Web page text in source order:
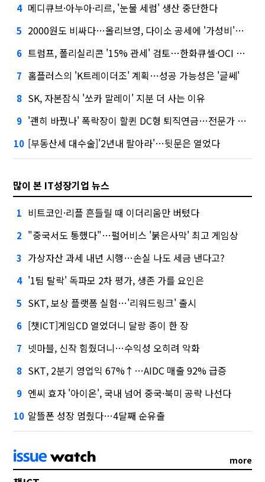
4 메디큐브·아누아·리르, '눈물 세럼' 생산 중단한다
5 2000원도 비싸다…올리브영, 다이소 공세에 '가성비'로 맞불
6 트럼프, 폴리실리콘 '15% 관세' 검토…한화큐셀·OCI 영향은?
7 홈플러스의 'K트레이더조' 계획…성공 가능성은 '글쎄'
8 SK, 자본잠식 '쏘카 말레이' 지분 더 사는 이유
9 '괜히 바꿨나' 폭락장이 할퀸 DC형 퇴직연금…전문가 조언은
10 [부동산세 대수술]'2년내 팔아라'…뒷문은 열었다
많이 본 IT성장기업 뉴스
1 비트코인·리플 흔들릴 때 이더리움만 버텼다
2 "중국서도 통했다"…펄어비스 '붉은사막' 최고 게임상
3 가상자산 과세 내년 시행…손실 나도 세금 낸다고?
4 '1팀 탈락' 독파모 2차 평가, 생존 가를 요인은
5 SKT, 보상 플랫폼 실험…'리워드링크' 출시
6 [챗ICT]게임CD 열었더니 달랑 종이 한 장
7 넷마블, 신작 힘줬더니…수익성 오히려 악화
8 SKT, 2분기 영업익 67%↑…AIDC 매출 92% 급증
9 엔씨 효자 '아이온', 국내 넘어 중국·북미 공략 나선다
10 알뜰폰 성장 멈췄다…4달째 순유출
more